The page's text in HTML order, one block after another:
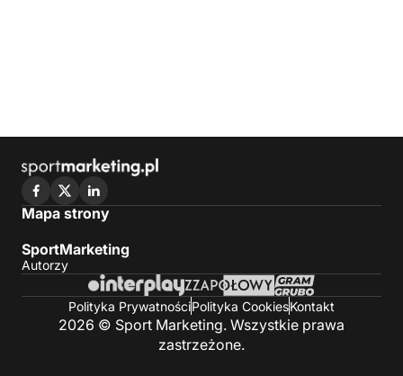
Mapa strony
SportMarketing
Autorzy
Polityka PrywatnościPolityka CookiesKontakt
2026 © Sport Marketing. Wszystkie prawa
zastrzeżone.